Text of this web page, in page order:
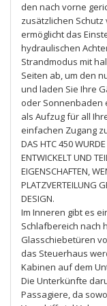
den nach vorne
zusätzlichen Schutz
ermöglicht das
hydraulischen
Strandmodus mit
Seiten ab, um den
und laden Sie Ihre
oder Sonnenbaden
als Aufzug für all
einfachen Zugang
DAS HTC 450
ENTWICKELT UND
EIGENSCHAFTEN,
PLATZVERTEILUNG
DESIGN.
Im Inneren gibt es
Schlafbereich nach
Glasschiebetüren
das Steuerhaus
Kabinen auf dem
Die Unterkünfte
Passagiere, da